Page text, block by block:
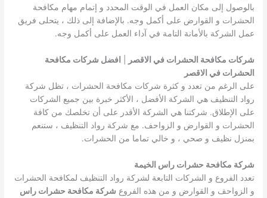
بالوصول إلى مكان العمل في الوقت المحدد و إتمام مهام مكافحة
الحشرات و القوارض على أكمل وجه. بالإضافة إلى ذلك ، يتحلى فريق
عمل الشركة بالأمانة التامة في آداء العمل على أكمل وجه.
شركات مكافحة الحشرات في الاقصر
افضل شركات مكافحة
الحشرات في الاقصر
على الرغم من تعدد و كثرة شركات مكافحة الحشرات ، تظل شركة
رواد التنظيف هي الشركة الأفضل ، الأكثر خبرة بين جميع الشركات
على الإطلاق. شركتنا هي الشركة الأقدر على أن تخلصك من كافة
الحشرات و القوارض و الزواحف. مع شركة رواد التنظيف ، ستنعم
بمنزل نظيف و صحي ، و خالي تماما من الحشرات.
شركة مكافحة حشرات راس الخيمة
تعدد الفروع و الشركات التابعة لشركة رواد التنظيف لمكافحة الحشرات
و الزواحف و القوارض و من هذه الفروع شركة مكافحة حشرات راس